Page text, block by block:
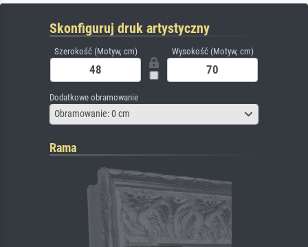
Skonfiguruj druk artystyczny
Szerokość (Motyw, cm) Wysokość (Motyw, cm)
Dodatkowe obramowanie
Obramowanie: 0 cm
Rama